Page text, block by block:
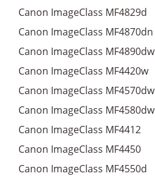
Canon ImageClass MF4829d
Canon ImageClass MF4870dn
Canon ImageClass MF4890dw
Canon ImageClass MF4420w
Canon ImageClass MF4570dw
Canon ImageClass MF4580dw
Canon ImageClass MF4412
Canon ImageClass MF4450
Canon ImageClass MF4550d